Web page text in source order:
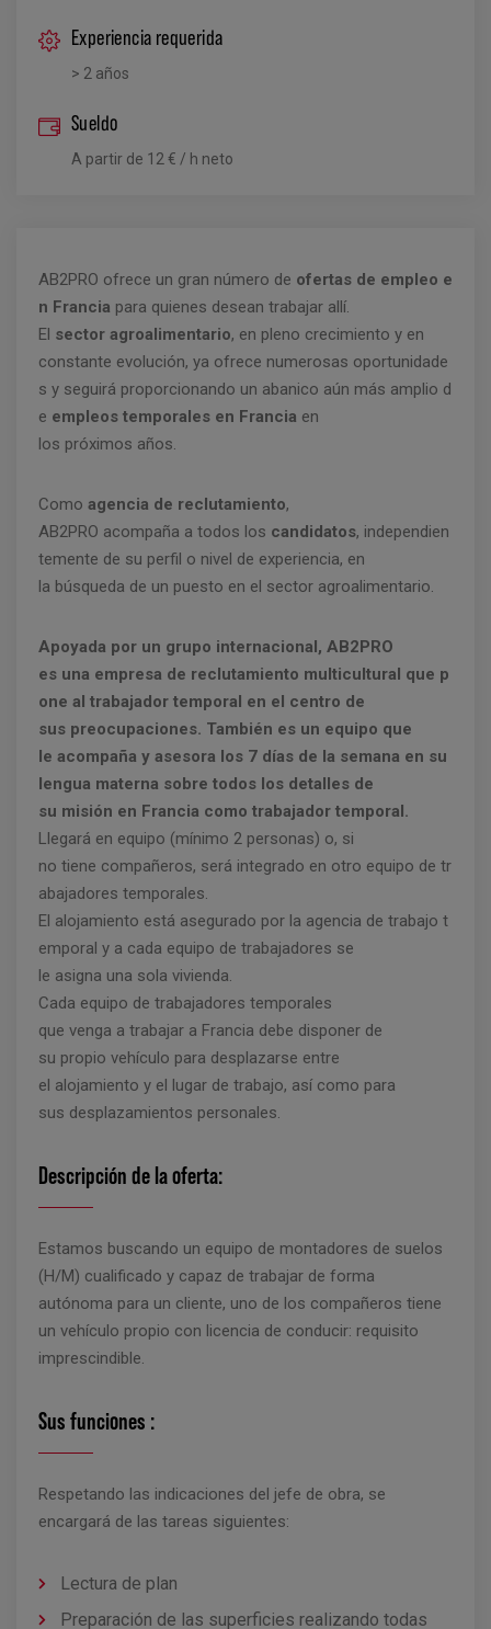
Experiencia requerida
> 2 años
Sueldo
A partir de 12 € / h neto
AB2PRO ofrece un gran número de ofertas de empleo e
n Francia para quienes desean trabajar allí.
El sector agroalimentario, en pleno crecimiento y en
constante evolución, ya ofrece numerosas oportunidade
s y seguirá proporcionando un abanico aún más amplio d
e empleos temporales en Francia en
los próximos años.
Como agencia de reclutamiento,
AB2PRO acompaña a todos los candidatos, independien
temente de su perfil o nivel de experiencia, en
la búsqueda de un puesto en el sector agroalimentario.
Apoyada por un grupo internacional, AB2PRO
es una empresa de reclutamiento multicultural que p
one al trabajador temporal en el centro de
sus preocupaciones. También es un equipo que
le acompaña y asesora los 7 días de la semana en su
lengua materna sobre todos los detalles de
su misión en Francia como trabajador temporal.
Llegará en equipo (mínimo 2 personas) o, si
no tiene compañeros, será integrado en otro equipo de tr
abajadores temporales.
El alojamiento está asegurado por la agencia de trabajo t
emporal y a cada equipo de trabajadores se
le asigna una sola vivienda.
Cada equipo de trabajadores temporales
que venga a trabajar a Francia debe disponer de
su propio vehículo para desplazarse entre
el alojamiento y el lugar de trabajo, así como para
sus desplazamientos personales.
Descripción de la oferta:
Estamos buscando un equipo de montadores de suelos
(H/M) cualificado y capaz de trabajar de forma
autónoma para un cliente, uno de los compañeros tiene
un vehículo propio con licencia de conducir: requisito
imprescindible.
Sus funciones :
Respetando las indicaciones del jefe de obra, se
encargará de las tareas siguientes:
Lectura de plan
Preparación de las superficies realizando todas